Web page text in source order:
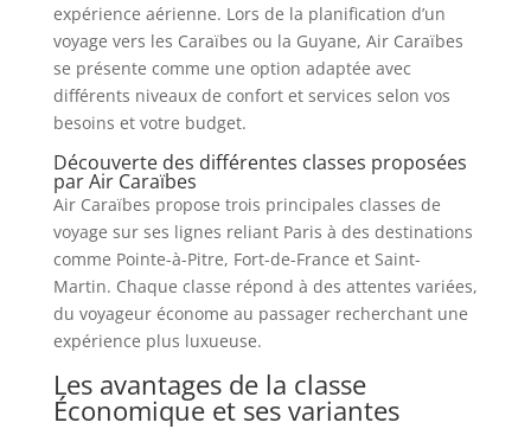
expérience aérienne. Lors de la planification d’un
voyage vers les Caraïbes ou la Guyane, Air Caraïbes
se présente comme une option adaptée avec
différents niveaux de confort et services selon vos
besoins et votre budget.
Découverte des différentes classes proposées
par Air Caraïbes
Air Caraïbes propose trois principales classes de
voyage sur ses lignes reliant Paris à des destinations
comme Pointe-à-Pitre, Fort-de-France et Saint-
Martin. Chaque classe répond à des attentes variées,
du voyageur économe au passager recherchant une
expérience plus luxueuse.
Les avantages de la classe
Économique et ses variantes